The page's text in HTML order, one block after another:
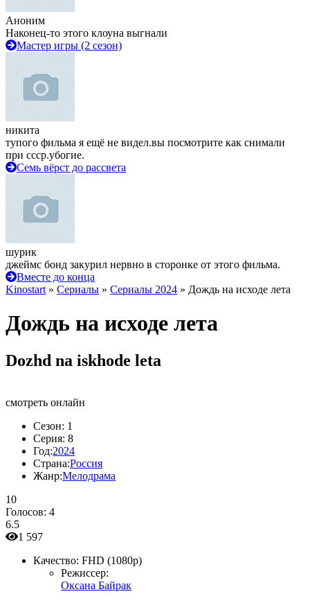
Аноним
Наконец-то этого клоуна выгнали
Мастер игры (2 сезон)
никита
тупого фильма я ещё не видел.вы посмотрите как снимали
при ссср.убогие.
Семь вёрст до рассвета
шурик
джеймс бонд закурил нервно в сторонке от этого фильма.
Вместе до конца
Kinostart » Сериалы » Сериалы 2024 » Дождь на исходе лета
Дождь на исходе лета
Dozhd na iskhode leta
смотреть онлайн
Сезон: 1
Серия: 8
Год:2024
Страна:Россия
Жанр:Мелодрама
10
Голосов: 4
6.5
1 597
Качество: FHD (1080p)
Режиссер:
Оксана Байрак